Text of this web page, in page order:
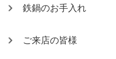
鉄鍋のお手入れ
ご来店の皆様